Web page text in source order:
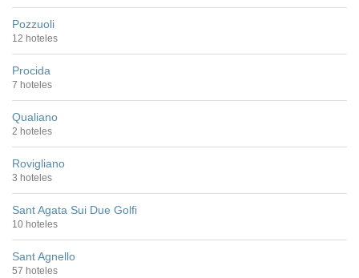
Pozzuoli
12 hoteles
Procida
7 hoteles
Qualiano
2 hoteles
Rovigliano
3 hoteles
Sant Agata Sui Due Golfi
10 hoteles
Sant Agnello
57 hoteles